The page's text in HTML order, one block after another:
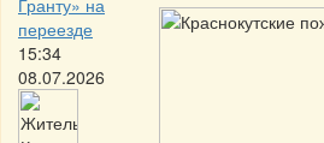
Гранту» на
переезде
15:34
08.07.2026